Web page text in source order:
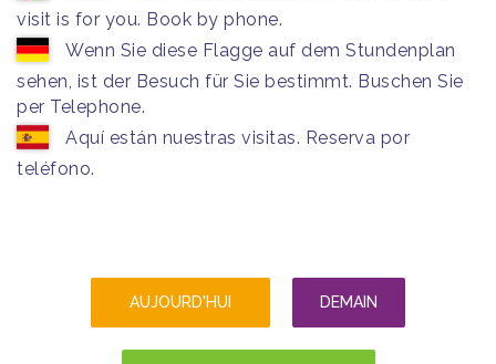
visit is for you. Book by phone.
Wenn Sie diese Flagge auf dem Stundenplan
sehen, ist der Besuch für Sie bestimmt. Buschen Sie
per Telephone.
Aquí están nuestras visitas. Reserva por
teléfono.
AUJOURD'HUI DEMAIN